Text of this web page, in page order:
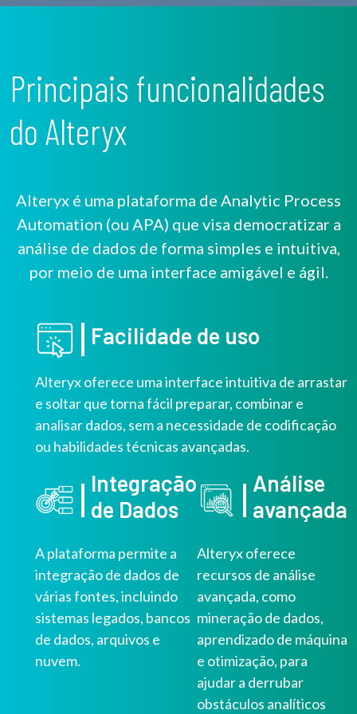
Principais funcionalidades
do Alteryx
Alteryx é uma plataforma de Analytic Process
Automation (ou APA) que visa democratizar a
análise de dados de forma simples e intuitiva,
por meio de uma interface amigável e ágil.
Facilidade de uso
Alteryx oferece uma interface intuitiva de arrastar
e soltar que torna fácil preparar, combinar e
analisar dados, sem a necessidade de codificação
ou habilidades técnicas avançadas.
Integração
de Dados
A plataforma permite a
integração de dados de
várias fontes, incluindo
sistemas legados, bancos
de dados, arquivos e
nuvem.
Análise
avançada
Alteryx oferece
recursos de análise
avançada, como
mineração de dados,
aprendizado de máquina
e otimização, para
ajudar a derrubar
obstáculos analíticos